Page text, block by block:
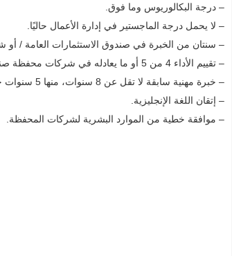
– درجة البكالوريوس وما فوق.
– لا يحمل درجة الماجستير في إدارة الأعمال حاليًا.
– سنتان من الخبرة في صندوق الاستثمارات العامة / أو
– تقييم الأداء 4 من 5 أو ما يعادله في شركات محفظة صندوق الاستثمارات العامة.
– خبرة مهنية سابقة لا تقل عن 8 سنوات، منها 5 سنوات خبرة إدارية.
– إتقان اللغة الإنجليزية.
– موافقة خطية من الموارد البشرية لشركات المحفظة.